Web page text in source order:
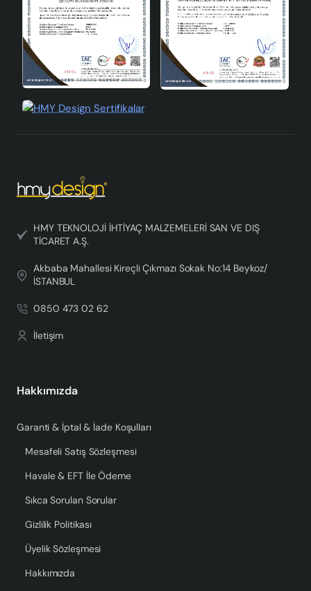
HMY TEKNOLOJİ İHTİYAÇ MALZEMELERİ SAN VE DIŞ
TİCARET A.Ş.
Akbaba Mahallesi Kireçli Çıkmazı Sokak No:14 Beykoz/
İSTANBUL
0850 473 02 62
İletişim
Hakkımızda
Garanti & İptal & İade Koşulları
Mesafeli Satış Sözleşmesi
Havale & EFT İle Ödeme
Sıkca Sorulan Sorular
Gizlilik Politikası
Üyelik Sözleşmesi
Hakkımızda